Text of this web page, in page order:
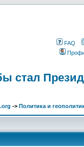
FAQ
стал
-> Политика и